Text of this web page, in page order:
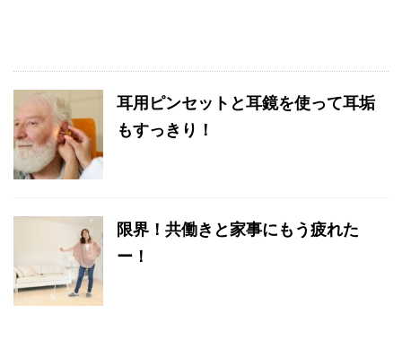
耳用ピンセットと耳鏡を使って耳垢
もすっきり！
限界！共働きと家事にもう疲れた
ー！